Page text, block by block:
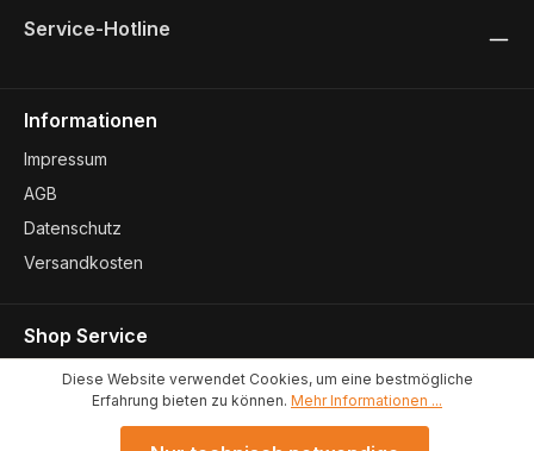
Service-Hotline
Informationen
Impressum
AGB
Datenschutz
Versandkosten
Shop Service
Kontakt
Konformitätserklärungen
Diese Website verwendet Cookies, um eine bestmögliche
Erfahrung bieten zu können. Mehr Informationen ...